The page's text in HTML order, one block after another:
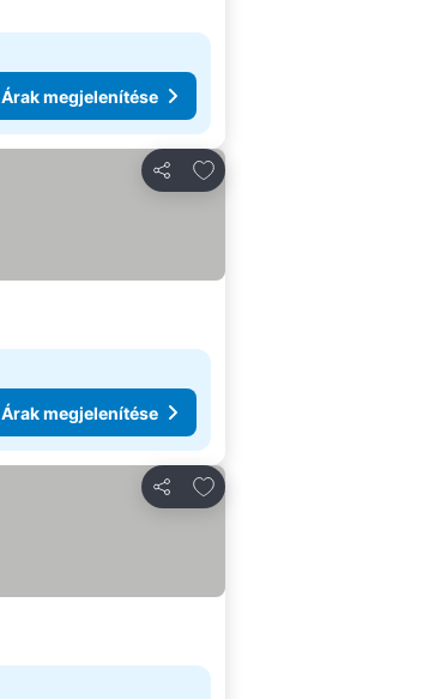
Árak megjelenítése
Megosztás
Hozzáadás a kedvencekhez
Árak megjelenítése
Megosztás
Hozzáadás a kedvencekhez